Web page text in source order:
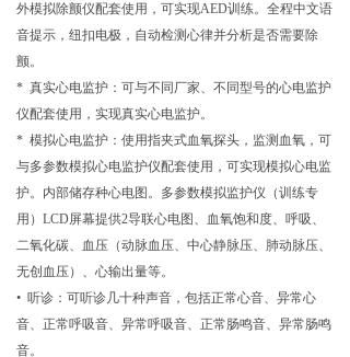
外模拟除颤仪配套使用，可实现AED训练。全程中文语
音提示，纽扣电极，自动检测心律并分析是否需要除
颤。
* 真实心电监护：可与不同厂家、不同型号的心电监护
仪配套使用，实现真实心电监护。
* 模拟心电监护：使用指夹式血氧探头，监测血氧，可
与多参数模拟心电监护仪配套使用，可实现模拟心电监
护。内部储存种心电图。多参数模拟监护仪（训练专
用）LCD屏幕提供2导联心电图、血氧饱和度、呼吸、
二氧化碳、血压（动脉血压、中心静脉压、肺动脉压、
无创血压）、心输出量等。
• 听诊：可听诊几十种声音，包括正常心音、异常心
音、正常呼吸音、异常呼吸音、正常肠鸣音、异常肠鸣
音。